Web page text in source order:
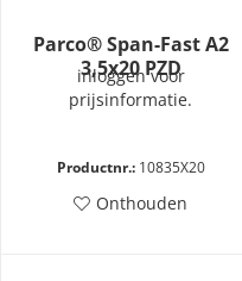
Parco® Span-Fast A2
3,5x20 PZD
inloggen voor
prijsinformatie.
Productnr.:10835X20
Onthouden